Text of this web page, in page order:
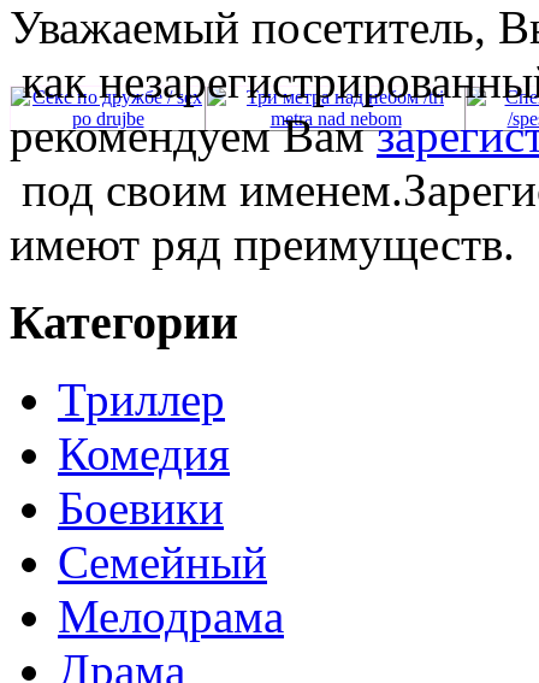
Уважаемый посетитель,
как
рекомендуем Вам
под своим
имеют ряд преимуществ.
Категории
Триллер
Комедия
Боевики
Семейный
Мелодрама
Драма